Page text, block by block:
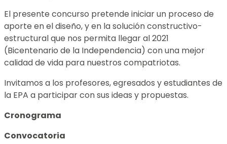
El presente concurso pretende iniciar un proceso de
aporte en el diseño, y en la solución constructivo-
estructural que nos permita llegar al 2021
(Bicentenario de la Independencia) con una mejor
calidad de vida para nuestros compatriotas.
Invitamos a los profesores, egresados y estudiantes de
la EPA a participar con sus ideas y propuestas.
Cronograma
Convocatoria